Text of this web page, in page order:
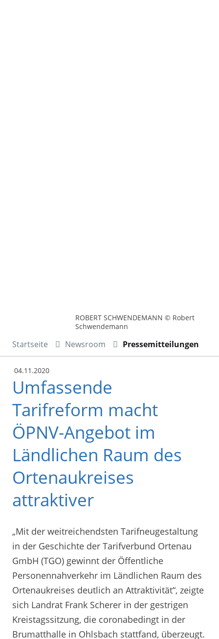
ROBERT SCHWENDEMANN © Robert
Schwendemann
Startseite Newsroom Pressemitteilungen
04.11.2020
Umfassende
Tarifreform macht
ÖPNV-Angebot im
Ländlichen Raum des
Ortenaukreises
attraktiver
„Mit der weitreichendsten Tarifneugestaltung
in der Geschichte der Tarifverbund Ortenau
GmbH (TGO) gewinnt der Öffentliche
Personennahverkehr im Ländlichen Raum des
Ortenaukreises deutlich an Attraktivität“, zeigte
sich Landrat Frank Scherer in der gestrigen
Kreistagssitzung, die coronabedingt in der
Brumatthalle in Ohlsbach stattfand, überzeugt.